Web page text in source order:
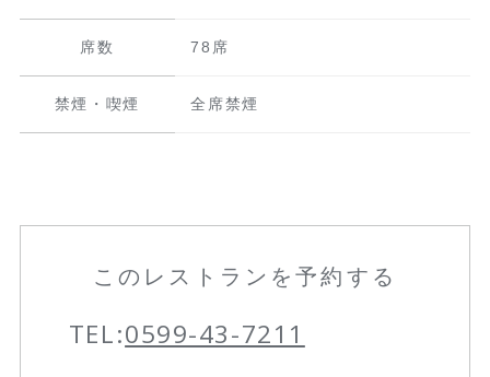
席数 78席
禁煙・喫煙 全席禁煙
このレストランを予約する
TEL:0599-43-7211